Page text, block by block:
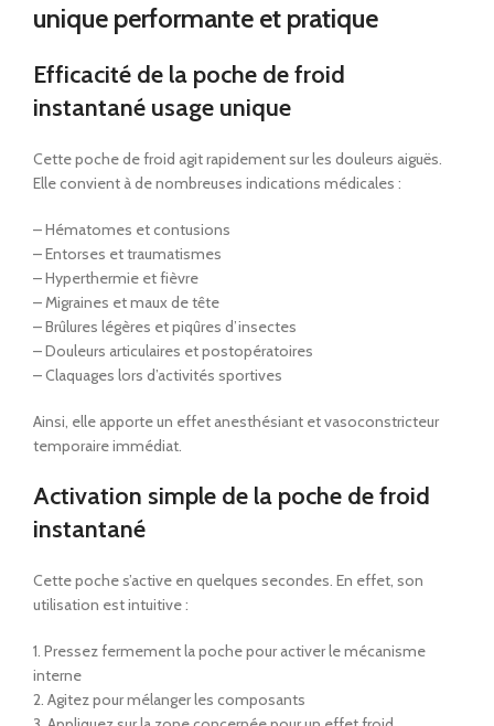
unique performante et pratique
Efficacité de la poche de froid
instantané usage unique
Cette poche de froid agit rapidement sur les douleurs aiguës.
Elle convient à de nombreuses indications médicales :
– Hématomes et contusions
– Entorses et traumatismes
– Hyperthermie et fièvre
– Migraines et maux de tête
– Brûlures légères et piqûres d’insectes
– Douleurs articulaires et postopératoires
– Claquages lors d’activités sportives
Ainsi, elle apporte un effet anesthésiant et vasoconstricteur
temporaire immédiat.
Activation simple de la poche de froid
instantané
Cette poche s’active en quelques secondes. En effet, son
utilisation est intuitive :
1. Pressez fermement la poche pour activer le mécanisme
interne
2. Agitez pour mélanger les composants